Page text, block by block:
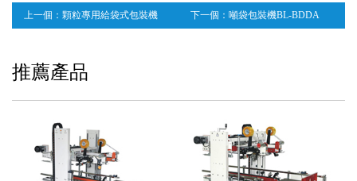
上一個： 顆粒專用給袋式包裝機 下一個： 噸袋包裝機BL-BDDA
推薦產品